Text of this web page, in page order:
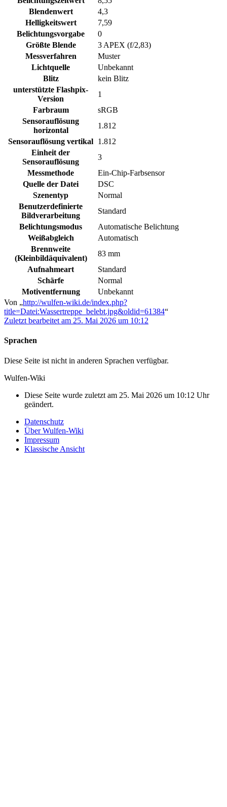
Blendenwert
4,3
Helligkeitswert
7,59
Belichtungsvorgabe
0
Größte Blende
3 APEX (f/2,83)
Messverfahren
Muster
Lichtquelle
Unbekannt
Blitz
kein Blitz
unterstützte Flashpix-
Version
1
Farbraum
sRGB
Sensorauflösung
horizontal
1.812
Sensorauflösung vertikal 1.812
Einheit der
Sensorauflösung
3
Messmethode
Ein-Chip-Farbsensor
Quelle der Datei
DSC
Szenentyp
Normal
Benutzerdefinierte
Bildverarbeitung
Standard
Belichtungsmodus
Automatische Belichtung
Weißabgleich
Automatisch
Brennweite
(Kleinbildäquivalent)
83 mm
Aufnahmeart
Standard
Schärfe
Normal
Motiventfernung
Unbekannt
Von „http://wulfen-wiki.de/index.php?
title=Datei:Wassertreppe_belebt.jpg&oldid=61384“
Zuletzt bearbeitet am 25. Mai 2026 um 10:12
Sprachen
Diese Seite ist nicht in anderen Sprachen verfügbar.
Wulfen-Wiki
Diese Seite wurde zuletzt am 25. Mai 2026 um 10:12 Uhr
geändert.
Datenschutz
Über Wulfen-Wiki
Impressum
Klassische Ansicht